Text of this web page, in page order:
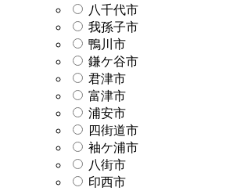
八千代市
我孫子市
鴨川市
鎌ケ谷市
君津市
富津市
浦安市
四街道市
袖ケ浦市
八街市
印西市